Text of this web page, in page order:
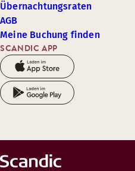
SCANDIC APP
Übernachtungsraten
AGB
Meine Buchung finden